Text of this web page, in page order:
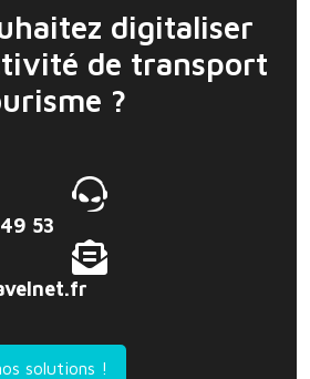
digitaliser
de transport
?
53
solutions !